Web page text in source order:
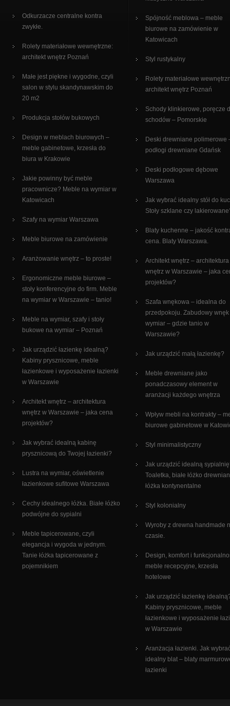
Odkurzacze centralne kontra
zwykłe.
Rolety materiałowe wewnętrzne:
architekt wnętrz Poznań
Małe jest piękne i wygodne, czyli
salon w stylu skandynawskim do
20 m2
Produkcja stołów bukowych
Design w meblach biurowych –
meble gabinetowe, krzesła do
biura w Krakowie
Jakie powinny być meble
pracownicze? Meble na wymiar w
Katowicach
Szafy na wymiar Warszawa
Meble biurowe na zamówienie
Aranżowanie wnętrz – to proste!
Ergonomiczne meble biurowe –
stoły konferencyjne do firm. Meble
na wymiar w Warszawie – tanio!
Meble na wymiar, szafy i stoły
bukowe na wymiar – Poznań
Jak urządzić łazienkę idealną?
Kabiny prysznicowe, meble
łazienkowe i wyposażenie łazienki
w Warszawie
Architekt wnętrz – architektura
wnętrz w Warszawie – jaka cena
projektów?
Jak wybrać idealną kabinę
prysznicową do Twojej łazienki?
Lustra na wymiar, oświetlenie
łazienkowe sufitowe Warszawa
Cechy idealnego łóżka. Białe łóżko
podwójne do sypialni
Meble tapicerowane, czyli
elegancja i wygoda w jednym.
Tanie łóżka tapicerowane z
pojemnikiem
Spójność meblowa – meble
biurowe na zamówienie w
Katowicach
Styl rustykalny
Rolety materiałowe
architekt wnętrz Poznań
Schody klinkierowe, poręcze
schodów – Pomorskie
Deski drewniane polimerowe
podłogi drewniane Gdańsk
Deski podłogowe dębowe
Warszawa
Jak wybrać idealny stół do
Stoły szklane czy
Blaty kuchenne – jakość
cena. Blaty Warszawa.
Architekt wnętrz – architektura
wnętrz w Warszawie – jaka
projektów?
Szafa wnękowa – idealna do
przedpokoju. Zabudowy
wymiar – gdzie tanio w
Warszawie?
Jak urządzić małą łazienkę?
Meble drewniane jako
ponadczasowy element w
aranżacji każdego wnętrza
Wpływ mebli na kontrakty –
biurowe gabinetowe w
Styl minimalistyczny
Jak urządzić idealną
Toaletka, białe łóżko
łóżka kontynentalne
Styl kolonialny
Wyroby z drewna handmade
czasie.
Design, komfort i
meble recepcyjne, krzesła
hotelowe
Jak urządzić łazienkę
Kabiny prysznicowe, meble
łazienkowe i wyposażenie
w Warszawie
Aranżacja łazienki. Jak
idealny blat – blaty
łazienki